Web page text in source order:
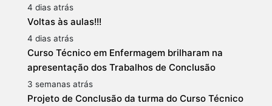
4 dias atrás
Voltas às aulas!!!
4 dias atrás
Curso Técnico em Enfermagem brilharam na
apresentação dos Trabalhos de Conclusão
3 semanas atrás
Projeto de Conclusão da turma do Curso Técnico